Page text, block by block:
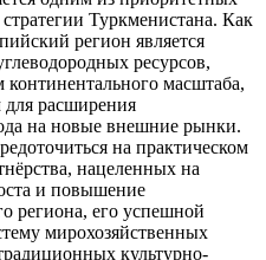
Туркменистана. Как
регион является
ресурсов,
масштаба,
расширения
на новые внешние рынки.
на практическом
нацеленных на
и повышение
региона, его успешной
мирохозяйственных
культурно-